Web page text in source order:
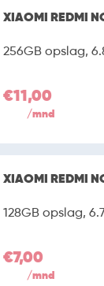
XIAOMI REDMI
256GB opslag,
€11,00
/mnd
XIAOMI REDMI
128GB opslag,
€7,00
/mnd